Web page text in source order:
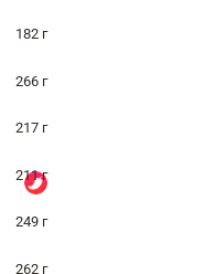
182 г
266 г
217 г
211 г
249 г
262 г